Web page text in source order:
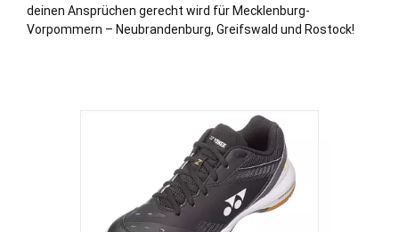
deinen Ansprüchen gerecht wird für Mecklenburg-
Vorpommern – Neubrandenburg, Greifswald und Rostock!